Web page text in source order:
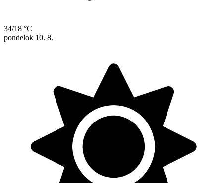
34/18 °C
pondelok 10. 8.